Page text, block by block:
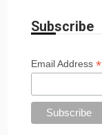
Subscribe
Email Address *